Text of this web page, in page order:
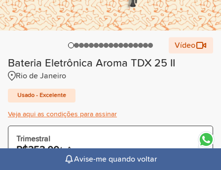
Vídeo
Bateria Eletrônica Aroma TDX 25 II
Rio de Janeiro
Usado - Excelente
Veja aqui as condições para assinar
Trimestral
R$353,00/mês
Cobrado R$1.059,00 à vista ou parceladoAvise-me quando voltar